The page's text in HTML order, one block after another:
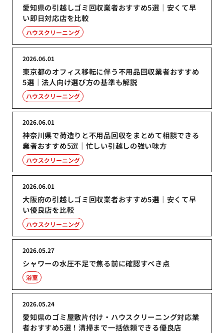
愛知県の引越しゴミ回収業者おすすめ5選｜安くて早
い即日対応店を比較
ハウスクリーニング
東京都のオフィス移転に伴う不用品回収業者おすすめ
5選｜法人向け選び方の基準も解説
2026.06.01
ハウスクリーニング
神奈川県で荷造りと不用品回収をまとめて相談できる
業者おすすめ5選｜忙しい引越しの強い味方
2026.06.01
ハウスクリーニング
大阪府の引越しゴミ回収業者おすすめ5選｜安くて早
い優良店を比較
2026.06.01
ハウスクリーニング
シャワーの水圧不足で焦る前に確認すべき点
2026.05.27
浴室
愛知県のゴミ屋敷片付け・ハウスクリーニング対応業
者おすすめ5選！清掃まで一括依頼できる優良店
2026.05.24